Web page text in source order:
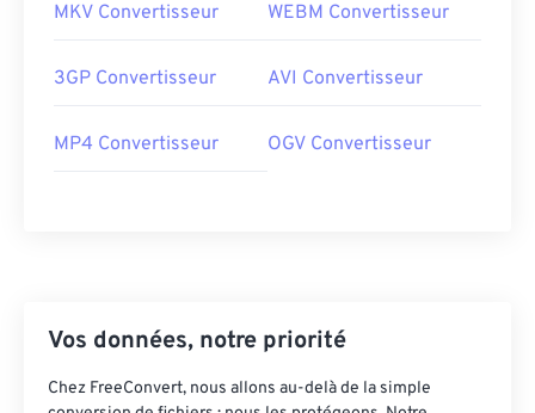
MKV Convertisseur WEBM Convertisseur
3GP Convertisseur AVI Convertisseur
MP4 Convertisseur OGV Convertisseur
Vos données, notre priorité
Chez FreeConvert, nous allons au-delà de la simple